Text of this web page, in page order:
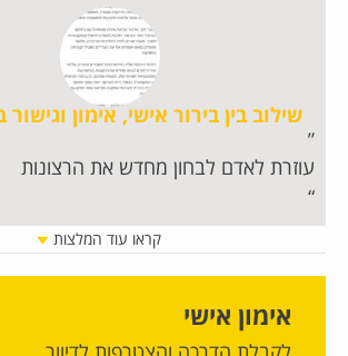
שילוב בין בירור אישי, אימון
עוזרת לאדם לבחון מחדש את הרצונות
קראו עוד המלצות
אימון אישי